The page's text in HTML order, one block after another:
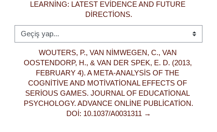
LEARNING: LATEST EVIDENCE AND FUTURE
DIRECTIONS.
Geçiş yap...
WOUTERS, P., VAN NIMWEGEN, C., VAN
OOSTENDORP, H., & VAN DER SPEK, E. D. (2013,
FEBRUARY 4). A META-ANALYSIS OF THE
COGNITIVE AND MOTIVATIONAL EFFECTS OF
SERIOUS GAMES. JOURNAL OF EDUCATIONAL
PSYCHOLOGY. ADVANCE ONLINE PUBLICATION.
DOI: 10.1037/A0031311 →